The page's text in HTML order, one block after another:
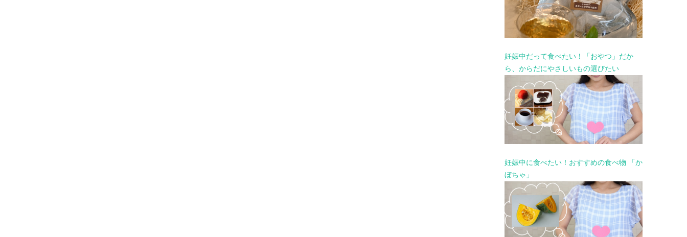
妊娠中だって食べたい！「おやつ」だか
ら、からだにやさしいもの選びたい
妊娠中に食べたい！おすすめの食べ物 「か
ぼちゃ」